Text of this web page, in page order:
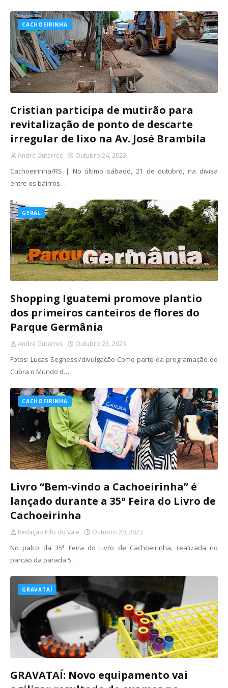
CACHOEIRINHA
Cristian participa de mutirão para
revitalização de ponto de descarte
irregular de lixo na Av. José Brambila
André Guterres Outubro 24, 2023
Cachoeirinha/RS | No último sábado, 21 de outubro, na divisa
entre os bairros…
GERAL
Shopping Iguatemi promove plantio
dos primeiros canteiros de flores do
Parque Germânia
André Guterres Outubro 23, 2023
Fotos: Lucas Seghessi/divulgação Como parte da programação do
Cubra o Mundo d…
CACHOEIRINHA
Livro “Bem-vindo a Cachoeirinha” é
lançado durante a 35º Feira do Livro de
Cachoeirinha
Redação Info do Vale Outubro 20, 2023
No palco da 35ª Feira do Livro de Cachoeirinha, realizada no
parcão da parada 5…
GRAVATAÍ
GRAVATAÍ: Novo equipamento vai